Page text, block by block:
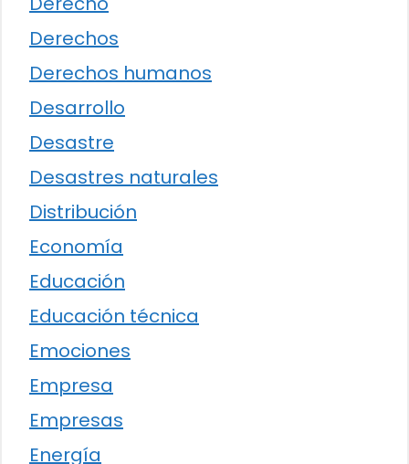
Derechos
Derechos humanos
Desarrollo
Desastre
Desastres naturales
Distribución
Economía
Educación
Educación técnica
Emociones
Empresa
Empresas
Energía